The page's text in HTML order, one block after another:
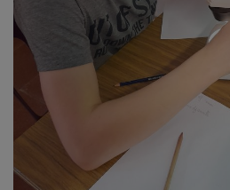
Stages
Association des Parents
Offre d'enseignement & inscriptions
Ancien-ne-s du CES Saint-Vincent